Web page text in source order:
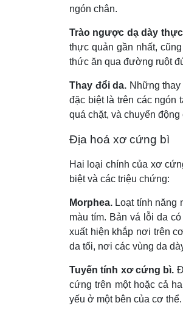
ngón chân.
Trào ngược dạ dày
thực quản gần nhất,
thức ăn qua đường ruột
Thay đổi da. Những
đặc biệt là trên các ngón
quá chặt, và chuyển
Địa hoá xơ cứng bì
Hai loại chính của xơ
biệt và các triệu chứng:
Morphea. Loạt tính năng
màu tím. Bản vá lỗi da
xuất hiện khắp nơi trên
da tối, nơi các vùng da
Tuyến tính xơ cứng bì.
cứng trên một hoặc cả
yếu ở một bên của cơ thể.